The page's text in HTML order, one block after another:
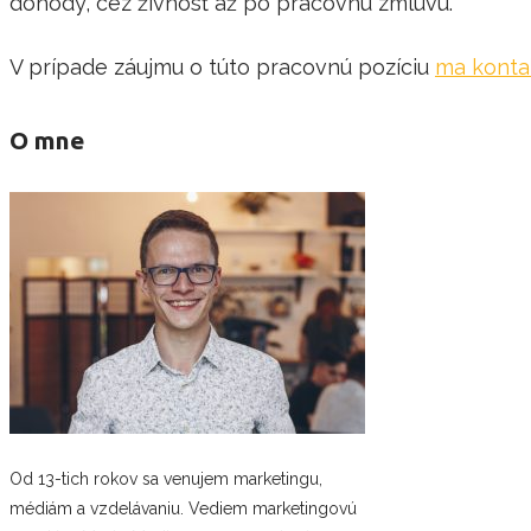
V prípade záujmu o túto pracovnú pozíciu ma
O mne
Od 13-tich rokov sa venujem marketingu,
médiám a vzdelávaniu. Vediem marketingovú